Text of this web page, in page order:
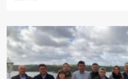
Susto
en
el
camping
de
Orellana